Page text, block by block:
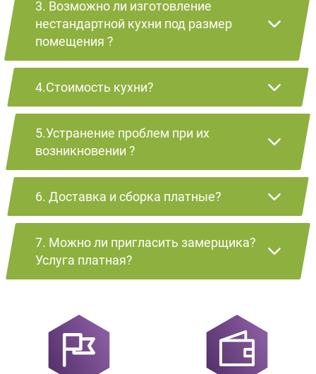
3. Возможно ли изготовление
нестандартной кухни под размер
помещения ?
4.Стоимость кухни?
5.Устранение проблем при их
возникновении ?
6. Доставка и сборка платные?
7. Можно ли пригласить замерщика?
Услуга платная?